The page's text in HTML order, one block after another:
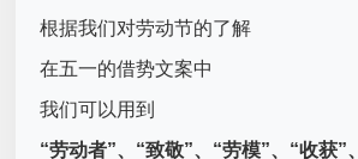
根据我们对劳动节的了解
在五一的借势文案中
我们可以用到
“劳动者”、“致敬”、“劳模”、“收获”、